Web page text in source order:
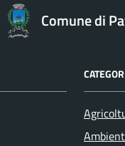
Comune di